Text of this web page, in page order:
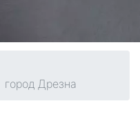
город Дрезна